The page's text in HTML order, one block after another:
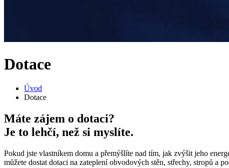
Dotace
Úvod
Dotace
Máte zájem o dotaci?
Je to lehčí, než si myslíte.
Pokud jste vlastníkem domu a přemýšlíte nad tím, jak zvýšit jeho
můžete dostat dotaci na zateplení obvodových stěn, střechy, stropů a